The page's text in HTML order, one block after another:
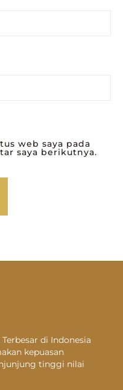
web saya pada
saya berikutnya.
di Indonesia
kepuasan
tinggi nilai